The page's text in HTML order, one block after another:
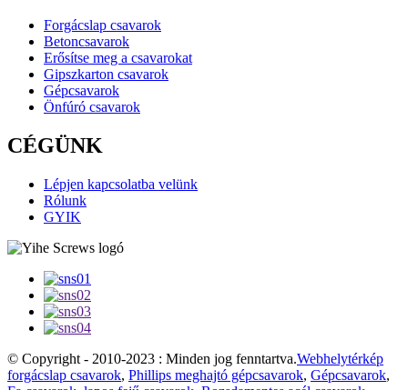
Forgácslap csavarok
Betoncsavarok
Erősítse meg a csavarokat
Gipszkarton csavarok
Gépcsavarok
Önfúró csavarok
CÉGÜNK
Lépjen kapcsolatba velünk
Rólunk
GYIK
© Copyright - 2010-2023 : Minden jog fenntartva.Webhelytérkép
forgácslap csavarok, Phillips meghajtó gépcsavarok, Gépcsavarok,